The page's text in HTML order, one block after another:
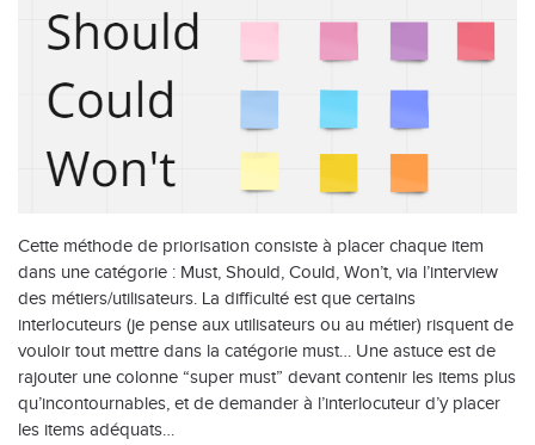
Cette méthode de priorisation consiste à placer chaque item
dans une catégorie : Must, Should, Could, Won’t, via l’interview
des métiers/utilisateurs. La difficulté est que certains
interlocuteurs (je pense aux utilisateurs ou au métier) risquent de
vouloir tout mettre dans la catégorie must… Une astuce est de
rajouter une colonne “super must” devant contenir les items plus
qu’incontournables, et de demander à l’interlocuteur d’y placer
les items adéquats…